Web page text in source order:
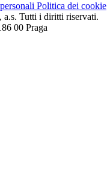
Politica dei cookie
Tutti i diritti riservati.
00 Praga